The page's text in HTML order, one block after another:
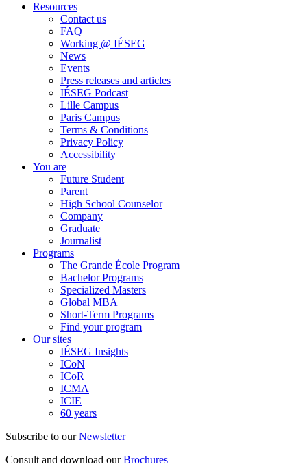
Resources
Contact us
FAQ
Working @ IÉSEG
News
Events
Press releases and articles
IÉSEG Podcast
Lille Campus
Paris Campus
Terms & Conditions
Privacy Policy
Accessibility
You are
Future Student
Parent
High School Counselor
Company
Graduate
Journalist
Programs
The Grande École Program
Bachelor Programs
Specialized Masters
Global MBA
Short-Term Programs
Find your program
Our sites
IÉSEG Insights
ICoN
ICoR
ICMA
ICIE
60 years
Subscribe to ourNewsletter
Consult and download ourBrochures